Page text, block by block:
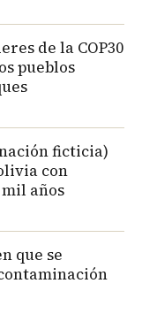
de la COP30
pueblos
ficticia)
con
años
que se